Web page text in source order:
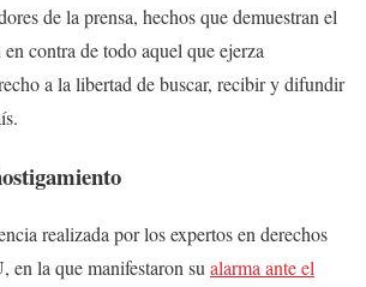
de la prensa, hechos que demuestran el
contra de todo aquel que ejerza
a la libertad de buscar, recibir y difundir
realizada por los expertos en derechos
, en la quemanifestaron sualarma ante el